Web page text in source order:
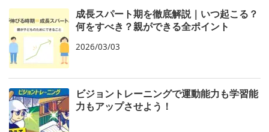
成長スパート期を徹底解説｜いつ起こる？
何をすべき？親ができる全ポイント
2026/03/03
ビジョントレーニングで運動能力も学習能
力もアップさせよう！